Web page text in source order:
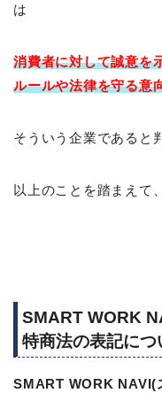
は
消費者に対して誠意を
ルールや法律を守る意
そういう企業であると
以上のことを踏まえて
SMART WORK
特商法の表記につ
SMART WORK NAVI(